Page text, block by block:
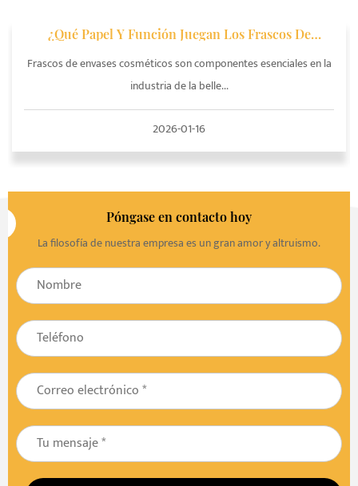
¿Qué Papel Y Función Juegan Los Frascos De
Cosméticos?
Frascos de envases cosméticos son componentes esenciales en la
industria de la belle...
2026-01-16
Póngase en contacto hoy
La filosofía de nuestra empresa es un gran amor y altruismo.